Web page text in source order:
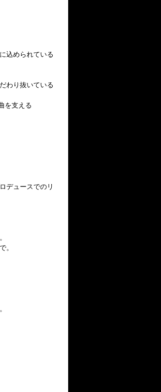
込められている
わり抜いている
を支える
デュースでのリ
。